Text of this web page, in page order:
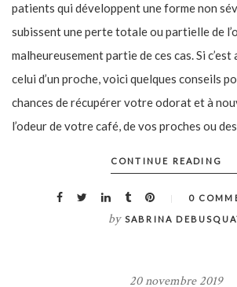
patients qui développent une forme non
subissent une perte totale ou partielle de
malheureusement partie de ces cas. Si
celui d’un proche, voici quelques conseils
chances de récupérer votre odorat et à
l’odeur de votre café, de vos proches ou
CONTINUE READING
0
by SABRINA
20 novembre 2019